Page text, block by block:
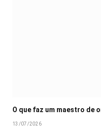
O que faz um maestro de
13/07/2026